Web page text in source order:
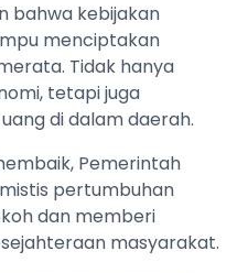
bahwa kebijakan
menciptakan
Tidak hanya
tetapi juga
di dalam daerah.
Pemerintah
pertumbuhan
dan memberi
masyarakat.